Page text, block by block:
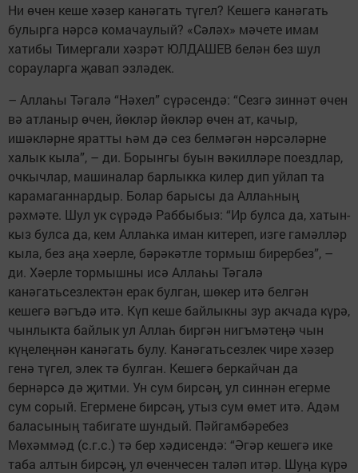
Ни өчен кеше хәзер канәгать түгел? Кешегә канәгать
булырга нәрсә комачаулый? «Сәләх» мәчете имам
хатибы Тимергали хәзрәт ЮЛДАШЕВ белән без шул
сорауларга җавап эзләдек.
– Аллаһы Тәгалә “Нәхел” сүрәсендә: “Сезгә зиннәт өчен
вә атланыр өчен, йөкләр йөкләр өчен ат, качыр,
ишәкләрне яратты һәм дә сез белмәгән нәрсәләрне
халык кыла”, – ди. Борынгы буын вәкилләре поездлар,
очкычлар, машиналар барлыкка килер дип уйлап та
карамаганнардыр. Болар барысы да Аллаһның
рәхмәте. Шул ук сүрәдә Раббыбыз: “Ир булса да, хатын-
кыз булса да, кем Аллаһка иман китереп, изге гамәлләр
кыла, без аңа хәерле, бәрәкәтле тормыш бирербез”, –
ди. Хәерле тормышны исә Аллаһы Тәгалә
канәгатьсезлектән ерак булган, шөкер итә белгән
кешегә вәгъдә итә. Күп кеше байлыкны зур акчада күрә,
чынлыкта байлык ул Аллаһ биргән нигъмәтеңә чын
күңелеңнән канәгать булу. Канәгатьсезлек чире хәзер
генә түгел, элек тә булган. Кешегә беркайчан да
бернәрсә дә җитми. Ун сум бирсәң, ул синнән егерме
сум сорый. Егермене бирсәң, утыз сум өмет итә. Адәм
баласының табигате шундый. Пәйгамбәребез
Мөхәммәд (с.г.с.) тә бер хәдисендә: “Әгәр кешегә ике
таба алтын бирсәң, ул өченчесен таләп итәр. Шуңа күрә